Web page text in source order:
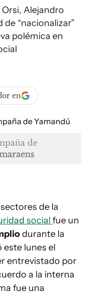
Alejandro
“nacionalizar”
polémica en
en
de
de la
social fue un
durante la
lunes el
entrevistado por
a la interna
fue una